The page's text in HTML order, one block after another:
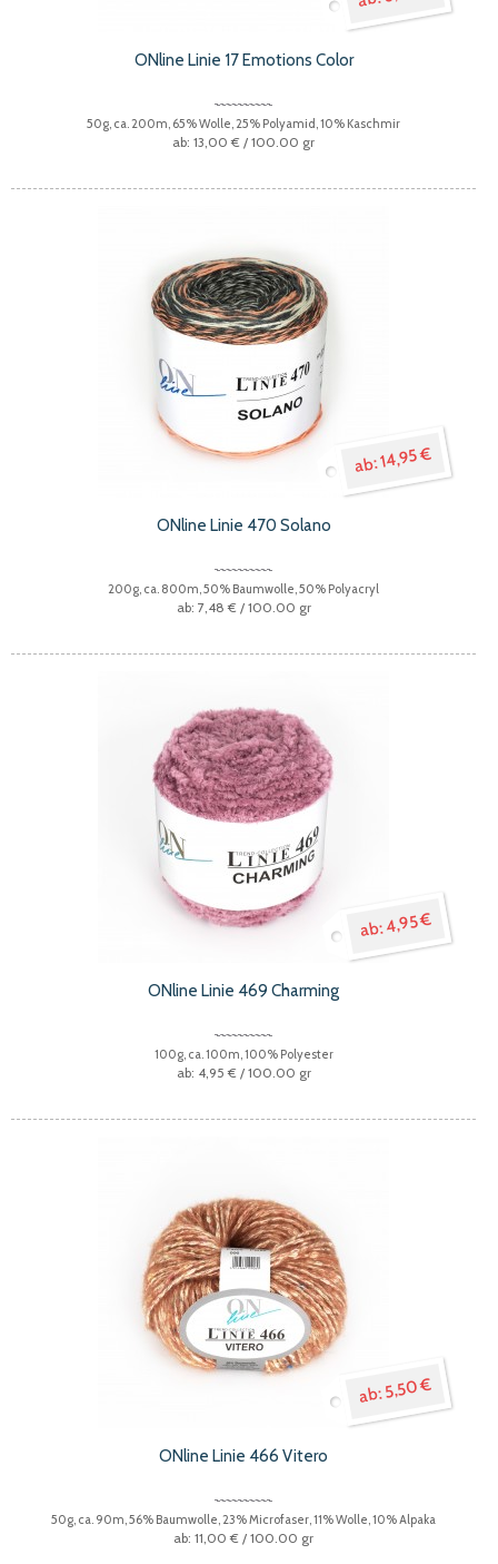
ONline Linie 17 Emotions Color
50g, ca. 200m, 65% Wolle, 25% Polyamid, 10% Kaschmir
13,00 € / 100.00 gr
14,95 €
ONline Linie 470 Solano
200g, ca. 800m, 50% Baumwolle, 50% Polyacryl
7,48 € / 100.00 gr
4,95 €
ONline Linie 469 Charming
100g, ca. 100m, 100% Polyester
4,95 € / 100.00 gr
5,50 €
ONline Linie 466 Vitero
50g, ca. 90m, 56% Baumwolle, 23% Microfaser, 11% Wolle, 10% Alpaka
11,00 € / 100.00 gr